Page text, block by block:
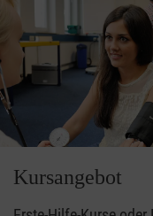
Kursangebot